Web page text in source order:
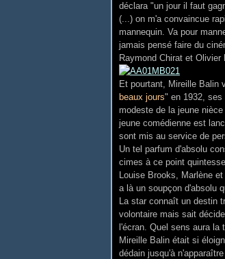
déclara "un jour il faut
(...) on m'a convaincue
mannequin. Va pour
jamais pensé faire du
Raymond Chirat et
Et pourtant, Mireille Balin
beaux jours" en 1932, ses
modeste de la jeune nièce
jeune comédienne est
sont mis au service de
Un tel parfum d'absolu
cimes à ce point
Louise Brooks, Marlène
a là un soupçon d'absolu
La star connaît un destin
volontaire mais sait
l'écran. Quel sens aura
Mireille Balin était si
dédain jusqu'à